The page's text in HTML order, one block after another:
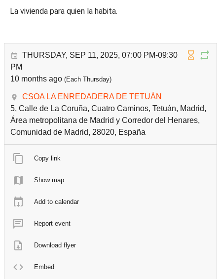
La vivienda para quien la habita.
THURSDAY, SEP 11, 2025, 07:00 PM-09:30
PM
10 months ago (Each Thursday)
CSOA LA ENREDADERA DE TETUÁN
5, Calle de La Coruña, Cuatro Caminos, Tetuán, Madrid,
Área metropolitana de Madrid y Corredor del Henares,
Comunidad de Madrid, 28020, España
Copy link
Show map
Add to calendar
Report event
Download flyer
Embed